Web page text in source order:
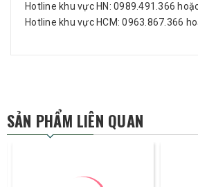
Hotline khu vực HN: 0989.491.366
Hotline khu vực HCM: 0963.867.366
SẢN PHẨM LIÊN QUAN